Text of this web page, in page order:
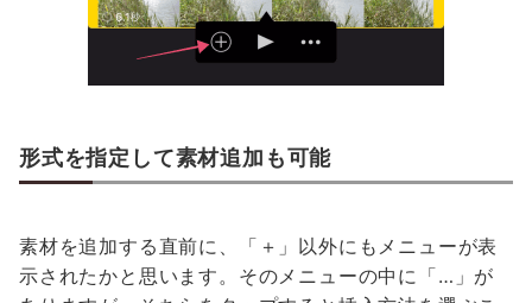
形式を指定して素材追加も可能
素材を追加する直前に、「＋」以外にもメニューが表
示されたかと思います。そのメニューの中に「…」が